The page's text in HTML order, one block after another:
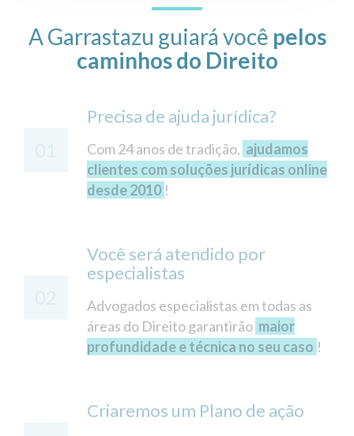
A Garrastazu guiará você pelos
caminhos do Direito
Precisa de ajuda jurídica?
Com 24 anos de tradição, ajudamos
clientes com soluções jurídicas online
desde 2010 !
Você será atendido por
especialistas
Advogados especialistas em todas as
áreas do Direito garantirão maior
profundidade e técnica no seu caso !
Criaremos um Plano de ação